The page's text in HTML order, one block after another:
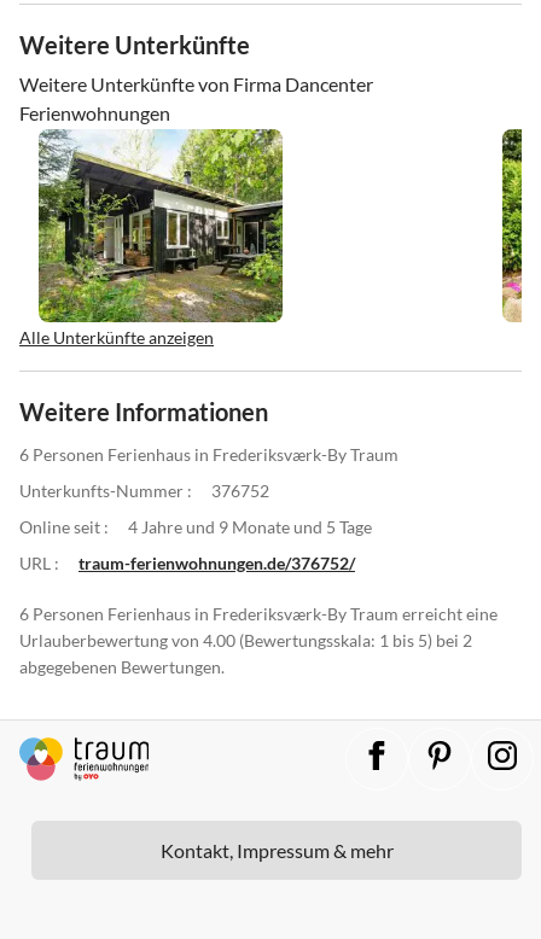
Weitere Unterkünfte
Weitere Unterkünfte von Firma Dancenter
Ferienwohnungen
Alle Unterkünfte anzeigen
Weitere Informationen
6 Personen Ferienhaus in Frederiksværk-By Traum
Unterkunfts-Nummer :
376752
Online seit :
4 Jahre und 9 Monate und 5 Tage
URL :
traum-ferienwohnungen.de/376752/
6 Personen Ferienhaus in Frederiksværk-By Traum erreicht eine
Urlauberbewertung von 4.00 (Bewertungsskala: 1 bis 5) bei 2
abgegebenen Bewertungen.
Kontakt, Impressum & mehr